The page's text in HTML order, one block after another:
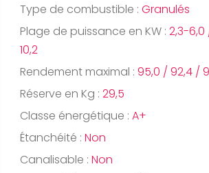
Type de combustible : Granulés
Plage de puissance en KW : 2,3-6,0
10,2
Rendement maximal : 95,0 / 92,4 /
Réserve en Kg : 29,5
Classe énergétique : A+
Étanchéité : Non
Canalisable : Non